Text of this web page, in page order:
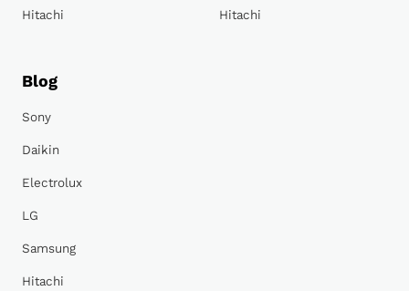
Hitachi Hitachi
Blog
Sony
Daikin
Electrolux
LG
Samsung
Hitachi